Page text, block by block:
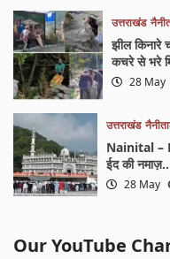
उत्तराखंड
झील किनारे
कचरे से भरे
28 May
उत्तराखंड
Nainital –
ईद की
28 May
Our YouTube